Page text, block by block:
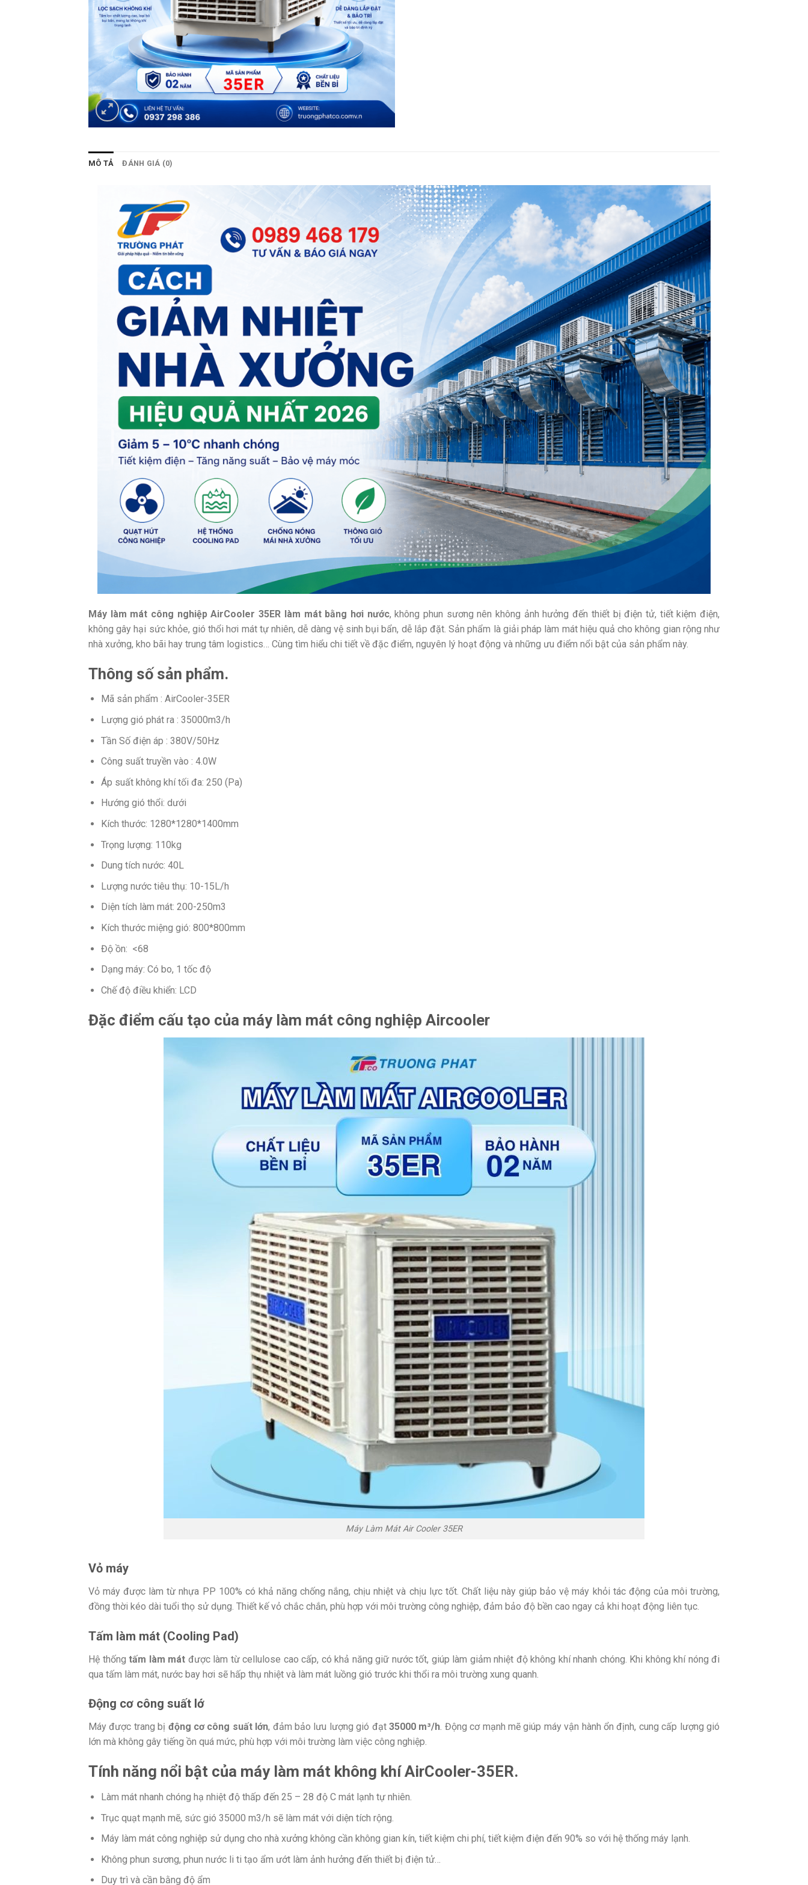
MÔ TẢ ĐÁNH GIÁ (0)
Máy làm mát công nghiệp AirCooler 35ER làm mát bằng hơi nước, không phun sương nên không ảnh hưởng đến thiết bị điện tử, tiết kiệm điện,
không gây hại sức khỏe, gió thổi hơi mát tự nhiên, dễ dàng vệ sinh bụi bẩn, dễ lắp đặt. Sản phẩm là giải pháp làm mát hiệu quả cho không gian rộng như
nhà xưởng, kho bãi hay trung tâm logistics… Cùng tìm hiểu chi tiết về đặc điểm, nguyên lý hoạt động và những ưu điểm nổi bật của sản phẩm này.
Thông số sản phẩm.
Mã sản phẩm : AirCooler-35ER
Lượng gió phát ra : 35000m3/h
Tần Số điện áp : 380V/50Hz
Công suất truyền vào : 4.0W
Áp suất không khí tối đa: 250 (Pa)
Hướng gió thổi: dưới
Kích thước: 1280*1280*1400mm
Trọng lượng: 110kg
Dung tích nước: 40L
Lượng nước tiêu thụ: 10-15L/h
Diện tích làm mát: 200-250m3
Kích thước miệng gió: 800*800mm
Độ ồn: <68
Dạng máy: Có bo, 1 tốc độ
Chế độ điều khiển: LCD
Đặc điểm cấu tạo của máy làm mát công nghiệp Aircooler
Máy Làm Mát Air Cooler 35ER
Vỏ máy
Vỏ máy được làm từ nhựa PP 100% có khả năng chống nắng, chịu nhiệt và chịu lực tốt. Chất liệu này giúp bảo vệ máy khỏi tác động của môi trường,
đồng thời kéo dài tuổi thọ sử dụng. Thiết kế vỏ chắc chắn, phù hợp với môi trường công nghiệp, đảm bảo độ bền cao ngay cả khi hoạt động liên tục.
Tấm làm mát (Cooling Pad)
Hệ thống tấm làm mát được làm từ cellulose cao cấp, có khả năng giữ nước tốt, giúp làm giảm nhiệt độ không khí nhanh chóng. Khi không khí nóng đi
qua tấm làm mát, nước bay hơi sẽ hấp thụ nhiệt và làm mát luồng gió trước khi thổi ra môi trường xung quanh.
Động cơ công suất lớ
Máy được trang bị động cơ công suất lớn, đảm bảo lưu lượng gió đạt35000 m³/h. Động cơ mạnh mẽ giúp máy vận hành ổn định, cung cấp lượng gió
lớn mà không gây tiếng ồn quá mức, phù hợp với môi trường làm việc công nghiệp.
Tính năng nổi bật của máy làm mát không khí AirCooler-35ER.
Làm mát nhanh chóng hạ nhiệt độ thấp đến 25 – 28 độ C mát lạnh tự nhiên.
Trục quạt mạnh mẽ, sức gió 35000 m3/h sẽ làm mát với diện tích rộng.
Máy làm mát công nghiệp sử dụng cho nhà xưởng không cần không gian kín, tiết kiệm chi phí, tiết kiệm điện đến 90% so với hệ thống máy lạnh.
Không phun sương, phun nước li ti tạo ẩm ướt làm ảnh hưởng đến thiết bị điện tử…
Duy trì và cần bằng độ ẩm